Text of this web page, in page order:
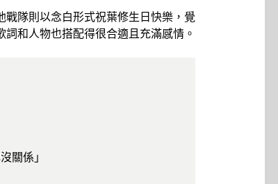
隊則以念白形式祝葉修生日快樂，覺
和人物也搭配得很合適且充滿感情。
關係」